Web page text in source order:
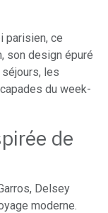
parisien, ce
son design épuré
les
du week-
de
Delsey
moderne.